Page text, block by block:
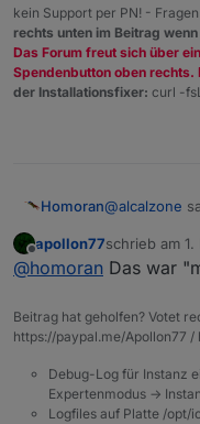
kein Support per PN! -
rechts unten im Beitrag
Das Forum freut sich über
Spendenbutton oben rechts.
der Installationsfixer: curl -
Homoran@alcalzone
wieder
und was ist
Bloß weil es
Offline
apollon77schrieb am 1.
zuletzt
@homoran Das war
Beitrag hat geholfen? Votet
https://paypal.me/Apollon77
Debug-Log für Instanz
Expertenmodus ->
Logfiles auf Platte /opt/